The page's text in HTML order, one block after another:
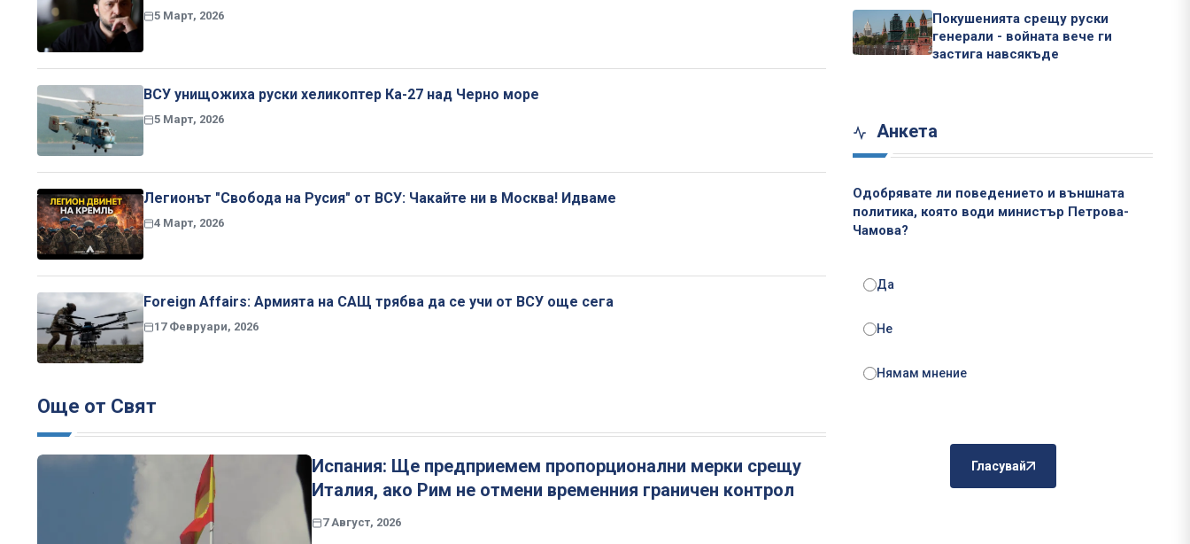
5 Март, 2026
ВСУ унищожиха руски хеликоптер Ка-27 над Черно море
5 Март, 2026
Легионът "Свобода на Русия" от ВСУ: Чакайте ни в Москва! Идваме
4 Март, 2026
Foreign Affairs: Армията на САЩ трябва да се учи от ВСУ още сега
17 Февруари, 2026
Още от Свят
Испания: Ще предприемем пропорционални мерки срещу
Италия, ако Рим не отмени временния граничен контрол
7 Август, 2026
Покушенията срещу руски
генерали - войната вече ги
застига навсякъде
Анкета
Одобрявате ли поведението и външната
политика, която води министър Петрова-
Чамова?
Да
Не
Нямам мнение
Гласувай